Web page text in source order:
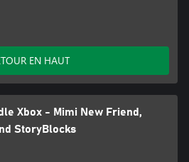
EN HAUT
Xbox - Mimi New Friend,
StoryBlocks